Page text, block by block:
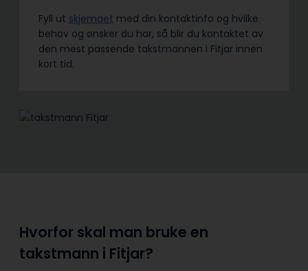
Fyll ut skjemaet med din kontaktinfo og hvilke
behov og ønsker du har, så blir du kontaktet av
den mest passende takstmannen i Fitjar innen
kort tid.
Hvorfor skal man bruke en
takstmann i Fitjar?